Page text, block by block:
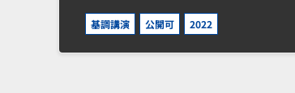
基調講演 公開可 2022